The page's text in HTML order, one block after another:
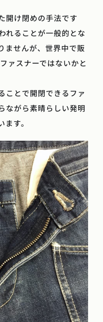
開け閉めの手法です
れることが一般的とな
ませんが、世界中で販
ァスナーではないかと
ことで開閉できるファ
ながら素晴らしい発明
す。